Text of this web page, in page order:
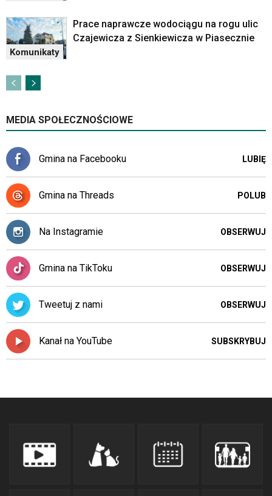
Komunikaty
Prace naprawcze wodociągu na rogu ulic
Czajewicza z Sienkiewicza w Piasecznie
MEDIA SPOŁECZNOŚCIOWE
Gmina na Facebooku LUBIĘ
Gmina na Threads POLUB
Na Instagramie OBSERWUJ
Gmina na TikToku OBSERWUJ
Tweetuj z nami OBSERWUJ
Kanał na YouTube SUBSKRYBUJ